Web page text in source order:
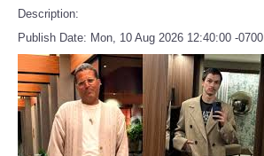
Description:
Publish Date: Mon, 10 Aug 2026 12:40:00 -0700